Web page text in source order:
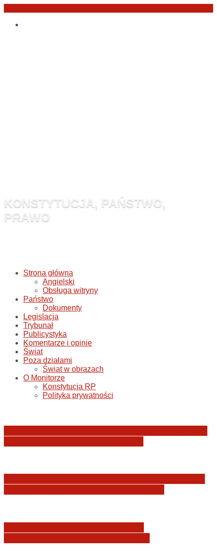
Przejdź
KONSTYTUCJA, PAŃSTWO,
PRAWO
Strona główna
Angielski
Obsługa witryny
Państwo
Dokumenty
Legislacja
Trybunał
Publicystyka
Komentarze i opinie
Świat
Poza działami
Świat w obrazach
O Monitorze
Konstytucja RP
Polityka prywatności